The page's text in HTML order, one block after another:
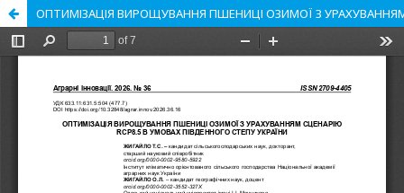
ОПТИМІЗАЦІЯ ВИРОЩУВАННЯ ПШЕНИЦІ ОЗИМОЇ З